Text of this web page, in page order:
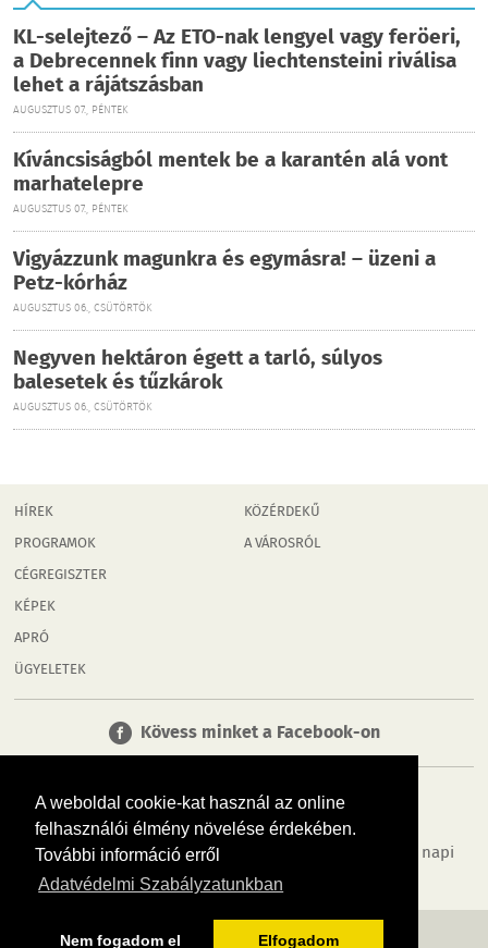
A weboldal cookie-kat használ az online
felhasználói élmény növelése érdekében.
További információ erről
Adatvédelmi Szabályzatunkban
Nem fogadom el Elfogadom
KL-selejtező – Az ETO-nak lengyel vagy feröeri,
a Debrecennek finn vagy liechtensteini riválisa
lehet a rájátszásban
AUGUSZTUS 07., PÉNTEK
Kíváncsiságból mentek be a karantén alá vont
marhatelepre
AUGUSZTUS 07., PÉNTEK
Vigyázzunk magunkra és egymásra! – üzeni a
Petz-kórház
AUGUSZTUS 06., CSÜTÖRTÖK
Negyven hektáron égett a tarló, súlyos
balesetek és tűzkárok
AUGUSZTUS 06., CSÜTÖRTÖK
HÍREK
PROGRAMOK
CÉGREGISZTER
KÉPEK
APRÓ
ÜGYELETEK
KÖZÉRDEKŰ
A VÁROSRÓL
Kövess minket a Facebook-on
Tudj meg többet városodról! Hírek, programok, képek, napi
menü, cégek…. és minden, ami Győr
MÉDIAAJÁNLÓ ADATVÉDELEM IMPRESSZUM RÓLUNK